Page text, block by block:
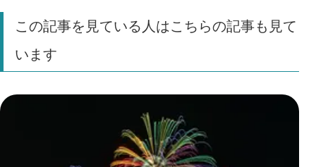
この記事を見ている人はこちらの記事も見て
います